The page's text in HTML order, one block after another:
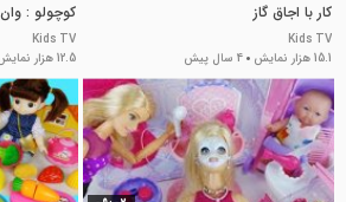
کار با اجاق گاز
Kids TV
15.1 هزار نمایش
4 سال پیش
کوچولو :
Kids TV
12.5 هزار نمایش